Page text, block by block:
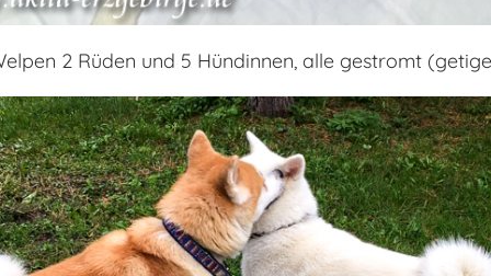
2 Rüden und 5 Hündinnen, alle gestromt